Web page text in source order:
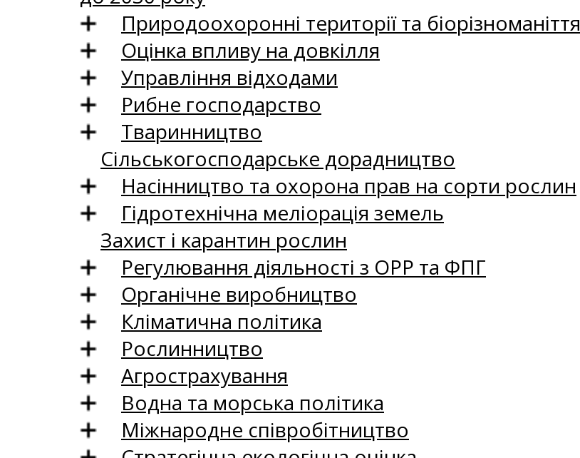
Природоохоронні території та біорізноманіття
Оцінка впливу на довкілля
Управління відходами
Рибне господарство
Тваринництво
Сільськогосподарське дорадництво
Насінництво та охорона прав на сорти рослин
Гідротехнічна меліорація земель
Захист і карантин рослин
Регулювання діяльності з ОРР та ФПГ
Органічне виробництво
Кліматична політика
Рослинництво
Агрострахування
Водна та морська політика
Міжнародне співробітництво